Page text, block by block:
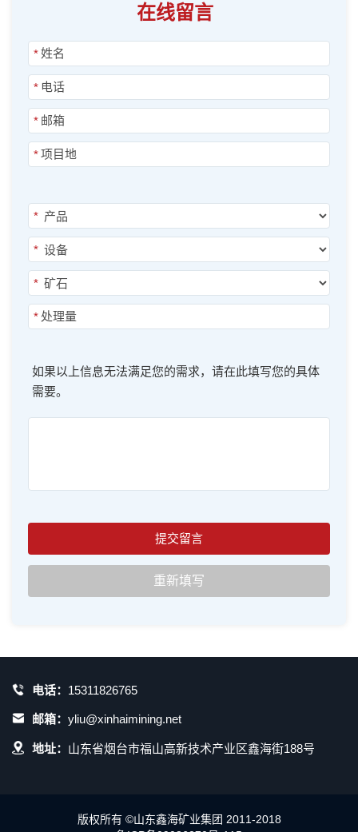
在线留言
*
*
*
*
*
*
*
*
如果以上信息无法满足您的需求，请在此填写您的具体
需要。
电话： 15311826765
邮箱： yliu@xinhaimining.net
地址： 山东省烟台市福山高新技术产业区鑫海街188号
版权所有 ©山东鑫海矿业集团 2011-2018